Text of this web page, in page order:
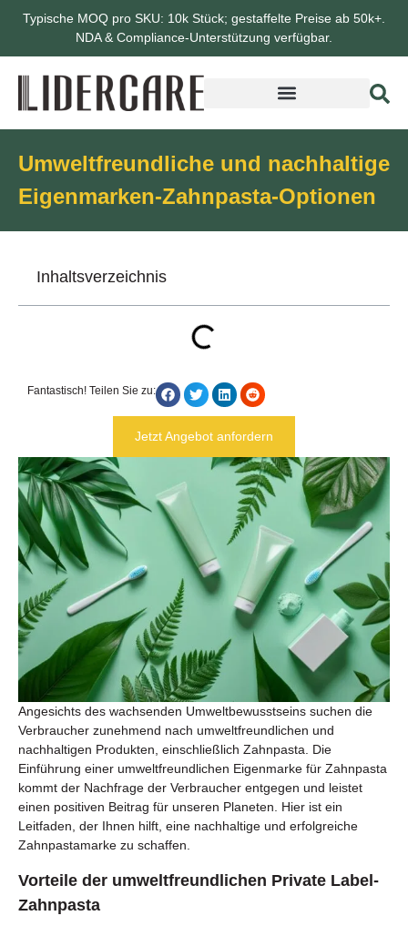
Typische MOQ pro SKU: 10k Stück; gestaffelte Preise ab 50k+.
NDA & Compliance-Unterstützung verfügbar.
Umweltfreundliche und nachhaltige
Eigenmarken-Zahnpasta-Optionen
Angesichts des wachsenden Umweltbewusstseins suchen die
Verbraucher zunehmend nach umweltfreundlichen und
nachhaltigen Produkten, einschließlich Zahnpasta. Die
Einführung einer umweltfreundlichen Eigenmarke für Zahnpasta
kommt der Nachfrage der Verbraucher entgegen und leistet
einen positiven Beitrag für unseren Planeten. Hier ist ein
Leitfaden, der Ihnen hilft, eine nachhaltige und erfolgreiche
Zahnpastamarke zu schaffen.
Vorteile der umweltfreundlichen Private Label-
Zahnpasta
Inhaltsverzeichnis
Fantastisch! Teilen Sie zu:
Jetzt Angebot anfordern